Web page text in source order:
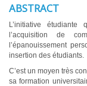
ABSTRACT
L’initiative étudiante
l’acquisition de
l’épanouissement
insertion des étudiants.
C’est un moyen très
sa formation